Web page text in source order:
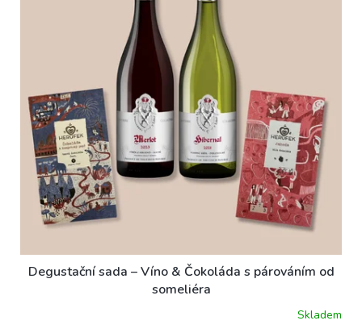
Degustační sada – Víno & Čokoláda s párováním od
someliéra
Skladem